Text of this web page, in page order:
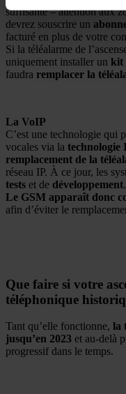
suffisante – attention aux
devrez souscrire un
facturé en plus de votre
Si la téléalarme de
uniquement installer un kit
faudra remplacer la
La VoIP
C’est une technologie qui
vocales via la technologie
remplacement de la
réseau IP. À ce jour, les
tests et de développement.
Le GSM apparaît donc
afin d’éviter le
Que faire si votre
téléphonique
Tant qu’elle fonctionne, la
jusqu’en 2023 et au-delà
progressif dans le temps.